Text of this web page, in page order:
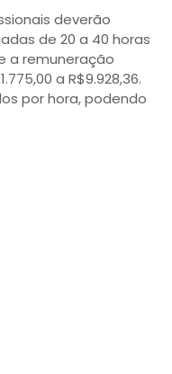
deverão
de 20 a 40 horas
a remuneração
a R$9.928,36.
por hora, podendo